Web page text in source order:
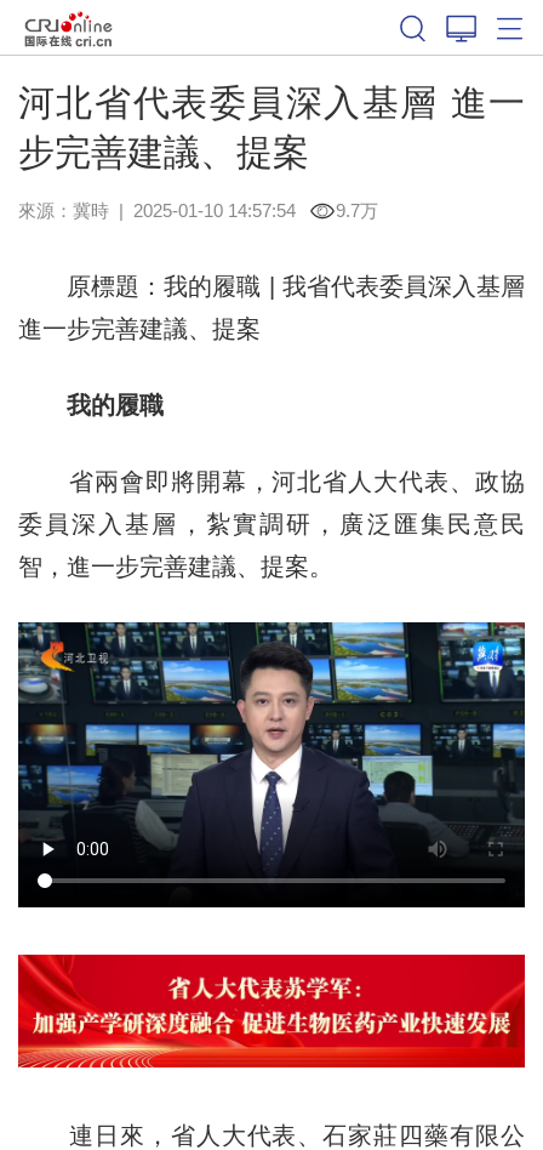
河北省代表委員深入基層 進一
步完善建議、提案
來源： 冀時| 2025-01-10 14:57:54 9.7万
原標題：我的履職 | 我省代表委員深入基層
進一步完善建議、提案
我的履職
省兩會即將開幕，河北省人大代表、政協
委員深入基層，紮實調研，廣泛匯集民意民
智，進一步完善建議、提案。
連日來，省人大代表、石家莊四藥有限公